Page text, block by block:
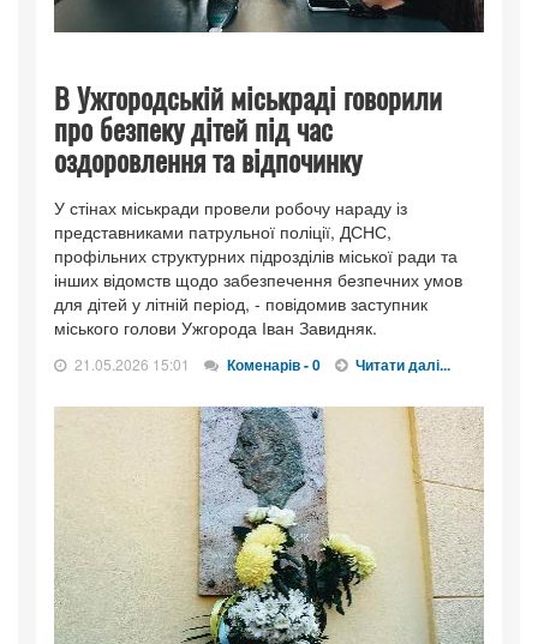
В Ужгородській міськраді говорили
про безпеку дітей під час
оздоровлення та відпочинку
У стінах міськради провели робочу нараду із
представниками патрульної поліції, ДСНС,
профільних структурних підрозділів міської ради та
інших відомств щодо забезпечення безпечних умов
для дітей у літній період, - повідомив заступник
міського голови Ужгорода Іван Завидняк.
21.05.2026 15:01 Коменарів - 0 Читати далі...